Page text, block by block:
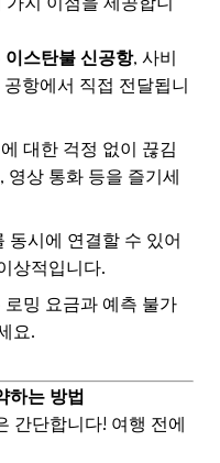
이스탄불 신공항, 사비
항에서 직접 전달됩니
대한 걱정 없이 끊김
영상 통화 등을 즐기세
동시에 연결할 수 있어
상적입니다.
로밍 요금과 예측 불가
요.
하는 방법
간단합니다! 여행 전에